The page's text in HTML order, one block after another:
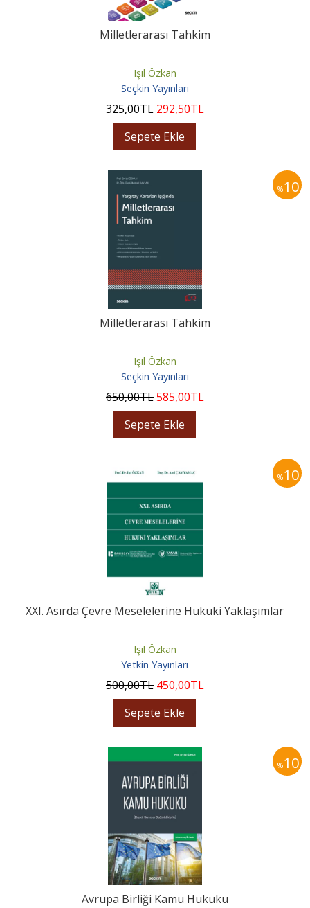
Milletlerarası Tahkim
Işıl Özkan
Seçkin Yayınları
325,00TL 292,50TL
Sepete Ekle
%10
Milletlerarası Tahkim
Işıl Özkan
Seçkin Yayınları
650,00TL585,00TL
Sepete Ekle
%10
XXI. Asırda Çevre Meselelerine Hukuki Yaklaşımlar
Işıl Özkan
Yetkin Yayınları
500,00TL 450,00TL
Sepete Ekle
%10
Avrupa Birliği Kamu Hukuku